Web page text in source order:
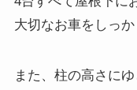
大切なお車をしっか
また、柱の高さに